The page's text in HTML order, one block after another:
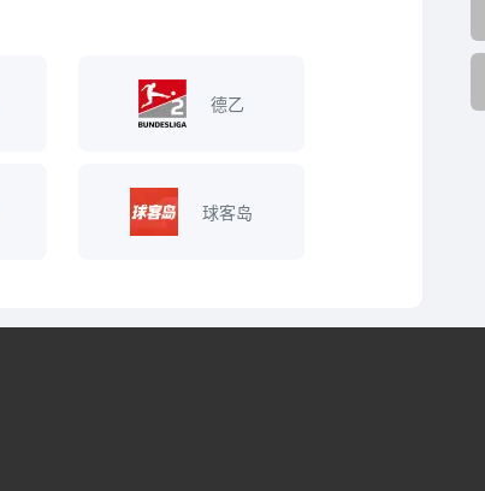
德乙
球客岛